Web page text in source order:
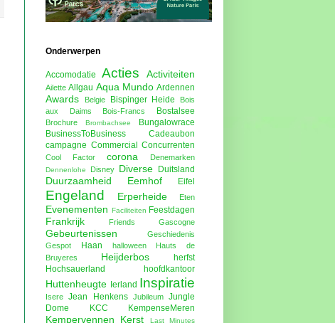
Onderwerpen
Accomodatie Acties Activiteiten
Ailette Allgau Aqua Mundo Ardennen
Awards Belgie Bispinger Heide
Bois
aux Daims
Bois-Francs Bostalsee
Brochure Brombachsee
Bungalowrace
BusinessToBusiness
Cadeaubon
campagne Commercial Concurrenten
Cool Factor corona Denemarken
Dennenlohe Disney Diverse Duitsland
Duurzaamheid Eemhof Eifel
Engeland Erperheide Eten
Evenementen Faciliteiten Feestdagen
Frankrijk Friends Gascogne
Gebeurtenissen
Geschiedenis
Gespot
Haan halloween
Hauts de
Bruyeres
Heijderbos
herfst
Hochsauerland
hoofdkantoor
Huttenheugte Ierland Inspiratie
Isere Jean Henkens Jubileum
Jungle
Dome
KCC KempenseMeren
Kempervennen Kerst Last Minutes